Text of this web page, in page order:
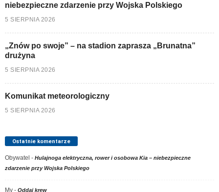
niebezpieczne zdarzenie przy Wojska Polskiego
5 SIERPNIA 2026
„Znów po swoje” – na stadion zaprasza „Brunatna”
drużyna
5 SIERPNIA 2026
Komunikat meteorologiczny
5 SIERPNIA 2026
Ostatnie komentarze
Obywatel - Hulajnoga elektryczna, rower i osobowa Kia – niebezpieczne
zdarzenie przy Wojska Polskiego
My - Oddaj krew